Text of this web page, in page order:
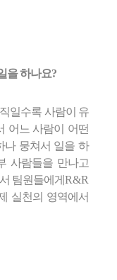
을 하나요?
일수록 사람이 유
어느 사람이 어떤
나 뭉쳐서 일을 하
사람들을 만나고
팀원들에게 R&R
실천의 영역에서